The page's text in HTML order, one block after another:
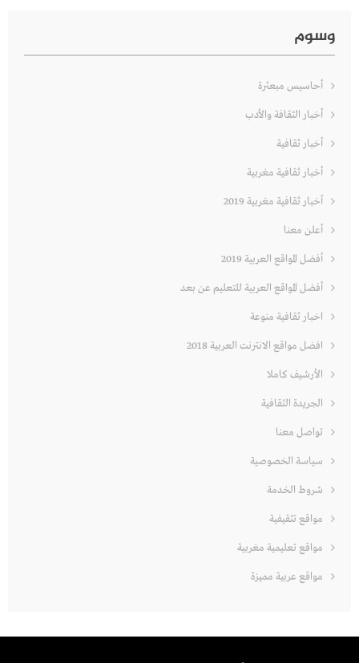
وسوم
أحاسيس مبعثرة
أخبار الثقافة والأدب
أخبار ثقافية
أخبار ثقافية مغربية
أخبار ثقافية مغربية 2019
أعلن معنا
أفضل المواقع العربية 2019
أفضل المواقع العربية للتعليم عن بعد
اخبار ثقافية منوعة
افضل مواقع الانترنت العربية 2018
الأرشيف كاملا
الجريدة الثقافية
تواصل معنا
سياسة الخصوصية
شروط الخدمة
مواقع تثقيفية
مواقع تعليمية مغربية
مواقع عربية مميزة